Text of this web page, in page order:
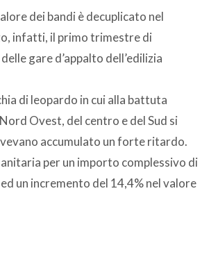
dei bandi è decuplicato nel
infatti, il primo trimestre di
gare d’appalto dell’edilizia
di leopardo in cui alla battuta
Ovest, del centro e del Sud si
accumulato un forte ritardo.
per un importo complessivo di
un incremento del 14,4% nel valore